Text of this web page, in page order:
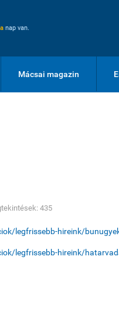
nap van.
Mácsai magazin
435
legfrissebb-hireink/
legfrissebb-hireink/